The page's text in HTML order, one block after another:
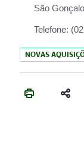
São
Telefone:
NOVAS